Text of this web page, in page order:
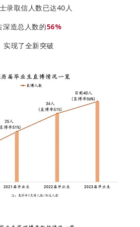
录取信人数已达40人
深造总人数的56%
实现了全新突破